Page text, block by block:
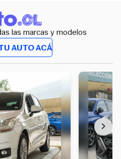
las marcas y modelos
AUTO ACÁ